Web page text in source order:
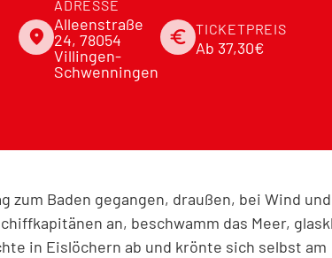
place
ADRESSE
Alleenstraße
24, 78054
Villingen-
Schwenningen
euro TICKETPREIS
Ab 37,30€
zum Baden gegangen, draußen, bei Wind
an, beschwamm das Meer,
in Eislöchern ab und krönte sich selbst am